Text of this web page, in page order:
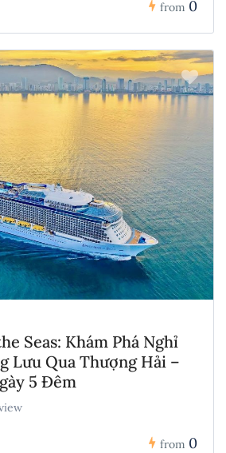
from 0
Seas: Khám Phá Nghỉ
Lưu Qua Thượng Hải –
5 Đêm
from 0